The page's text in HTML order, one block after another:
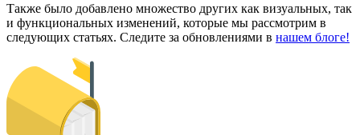
Также было добавлено множество других как визуальных, так
и функциональных изменений, которые мы рассмотрим в
следующих статьях. Следите за обновлениями в нашем блоге!